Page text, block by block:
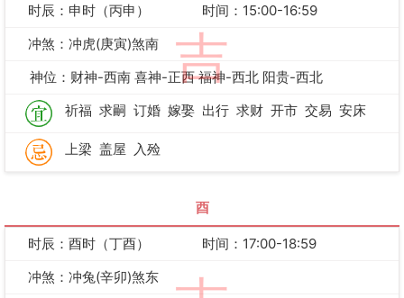
吉
时辰：申时（丙申）
时间：15:00-16:59
冲煞：冲虎(庚寅)煞南
神位：财神-西南 喜神-正西 福神-西北 阳贵-西北
祈福 求嗣 订婚 嫁娶 出行 求财 开市 交易 安床
上梁 盖屋 入殓
酉
时辰：酉时（丁酉）
时间：17:00-18:59
冲煞：冲兔(辛卯)煞东